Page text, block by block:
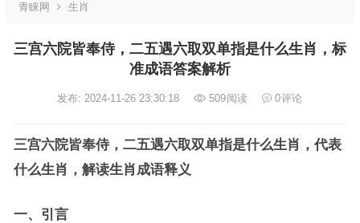
青睐网 生肖
三宫六院皆奉侍，二五遇六取双单指是什么生肖，标
准成语答案解析
发布: 2024-11-26 23:30:18 509阅读 0评论
三宫六院皆奉侍，二五遇六取双单指是什么生肖，代表
什么生肖，解读生肖成语释义
一、引言